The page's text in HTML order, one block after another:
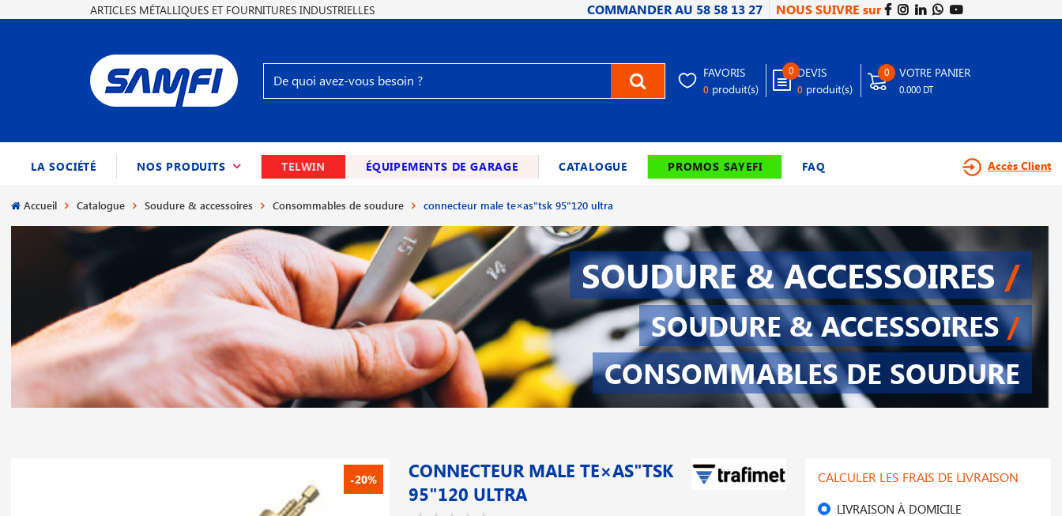
ARTICLES MÉTALLIQUES ET FOURNITURES INDUSTRIELLES COMMANDER AU 58 58 13 27 NOUS SUIVRE sur
FAVORIS
0 produit(s)
0 DEVIS
0 produit(s)
0 VOTRE PANIER
0.000 DT
LA SOCIÉTÉ NOS PRODUITS (CURRENT)TELWIN ÉQUIPEMENTS DE GARAGE CATALOGUE PROMOS SAYEFI FAQ Accès Client
Accueil Catalogue Soudure & accessoires Consommables de soudure connecteur male te×as"tsk 95"120 ultra
SOUDURE & ACCESSOIRES /
SOUDURE & ACCESSOIRES/
CONSOMMABLES DE SOUDURE
-20%
CONNECTEUR MALE TE×AS"TSK
95"120 ULTRA
CALCULER LES FRAIS DE LIVRAISON
LIVRAISON À DOMICILE